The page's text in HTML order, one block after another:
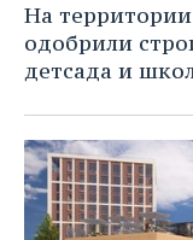
На
одобрили
детсада и